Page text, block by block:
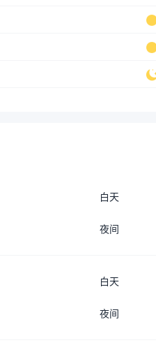
白天
夜间
白天
夜间